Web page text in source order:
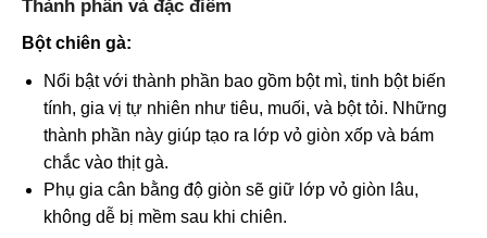
Thành phần và đặc điểm
Bột chiên gà:
Nổi bật với thành phần bao gồm bột mì, tinh bột biến
tính, gia vị tự nhiên như tiêu, muối, và bột tỏi. Những
thành phần này giúp tạo ra lớp vỏ giòn xốp và bám
chắc vào thịt gà.
Phụ gia cân bằng độ giòn sẽ giữ lớp vỏ giòn lâu,
không dễ bị mềm sau khi chiên.